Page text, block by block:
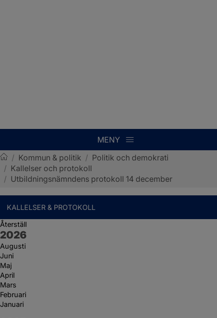
MENY
Sotenäs kommun
/ Kommun & politik / Politik och demokrati
/ Kallelser och protokoll
/ Utbildningsnämndens protokoll 14 december
KALLELSER & PROTOKOLL
Återställ
År:
2026
Augusti
Juni
Maj
April
Mars
Februari
Januari